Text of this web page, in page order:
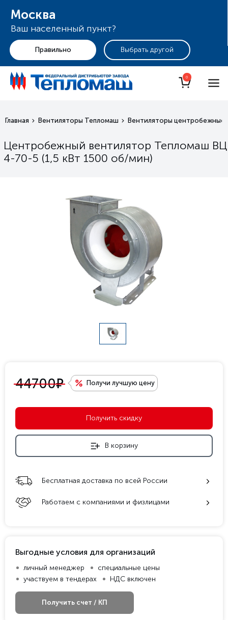
Москва
Ваш населенный пункт?
+7 (495) 255-19-29
0
Главная Вентиляторы Тепломаш Вентиляторы центробежные
Центробежный вентилятор Тепломаш ВЦ
4-70-5 (1,5 кВт 1500 oб/мин)
44700е Получи лучшую цену
Получить скидку
В корзину
Бесплатная доставка по всей России
Работаем с компаниями и физлицами
Выгодные условия для организаций
личный менеджер
специальные цены
участвуем в тендерах
НДС включен
Получить счет / КП